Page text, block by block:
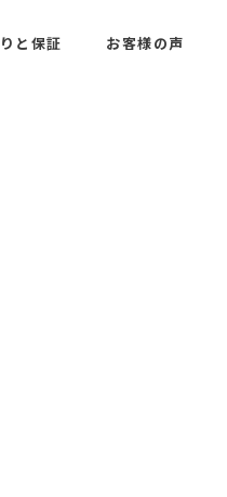
と保証 お客様の声